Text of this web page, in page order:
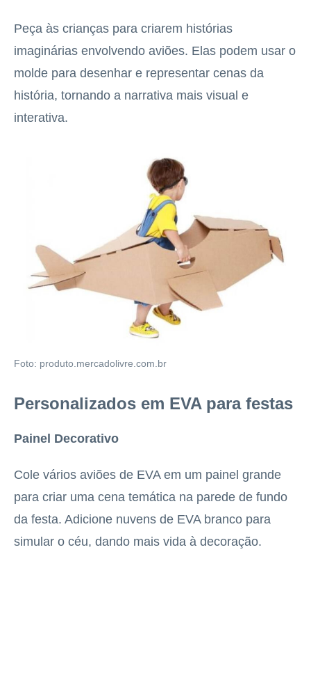
Peça às crianças para criarem histórias
imaginárias envolvendo aviões. Elas podem usar o
molde para desenhar e representar cenas da
história, tornando a narrativa mais visual e
interativa.
Foto: produto.mercadolivre.com.br
Personalizados em EVA para festas
Painel Decorativo
Cole vários aviões de EVA em um painel grande
para criar uma cena temática na parede de fundo
da festa. Adicione nuvens de EVA branco para
simular o céu, dando mais vida à decoração.